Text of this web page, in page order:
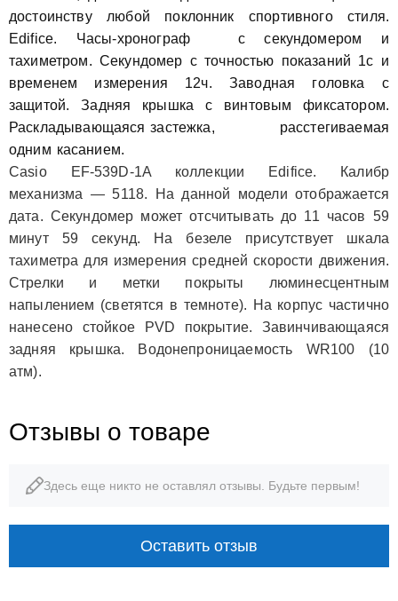
достоинству любой поклонник спортивного стиля.
Edifice. Часы-хронограф
с секундомером и
тахиметром. Секундомер с точностью показаний 1с и
временем измерения 12ч. Заводная головка с
защитой. Задняя крышка с винтовым фиксатором.
Раскладывающаяся застежка,
расстегиваемая
одним касанием.
Casio EF-539D-1A коллекции Edifice. Калибр
механизма — 5118. На данной модели отображается
дата. Секундомер может отсчитывать до 11 часов 59
минут 59 секунд. На безеле присутствует шкала
тахиметра для измерения средней скорости движения.
Стрелки и метки покрыты люминесцентным
напылением (светятся в темноте). На корпус частично
нанесено стойкое PVD покрытие. Завинчивающаяся
задняя крышка. Водонепроницаемость WR100 (10
атм).
Отзывы о товаре
Здесь еще никто не оставлял отзывы. Будьте первым!
Оставить отзыв